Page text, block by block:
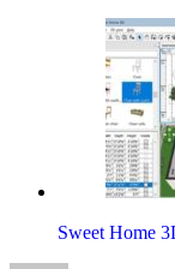
Sweet Home